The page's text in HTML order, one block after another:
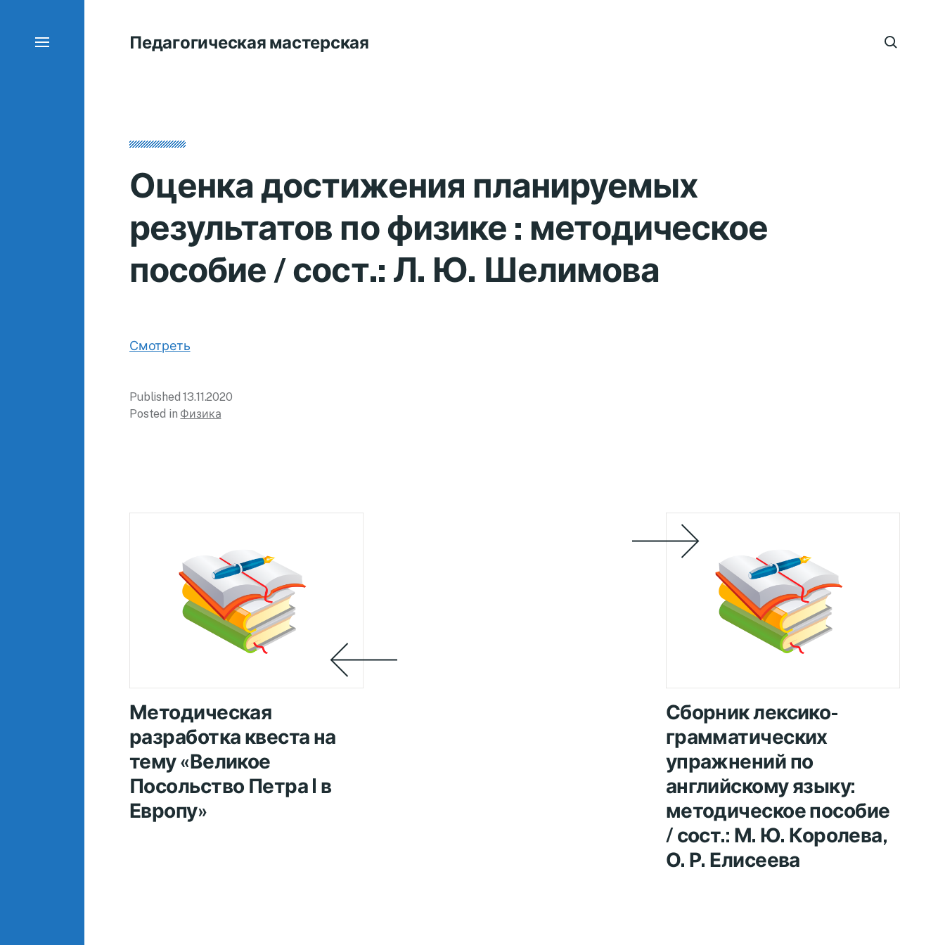
Педагогическая мастерская
Оценка достижения планируемых
результатов по физике : методическое
пособие / сост.: Л. Ю. Шелимова
Смотреть
Published13.11.2020
Posted in Физика
Методическая
разработка квеста на
тему «Великое
Посольство Петра I в
Европу»
Сборник лексико-
грамматических
упражнений по
английскому языку:
методическое пособие
/ сост.: М. Ю. Королева,
О. Р. Елисеева